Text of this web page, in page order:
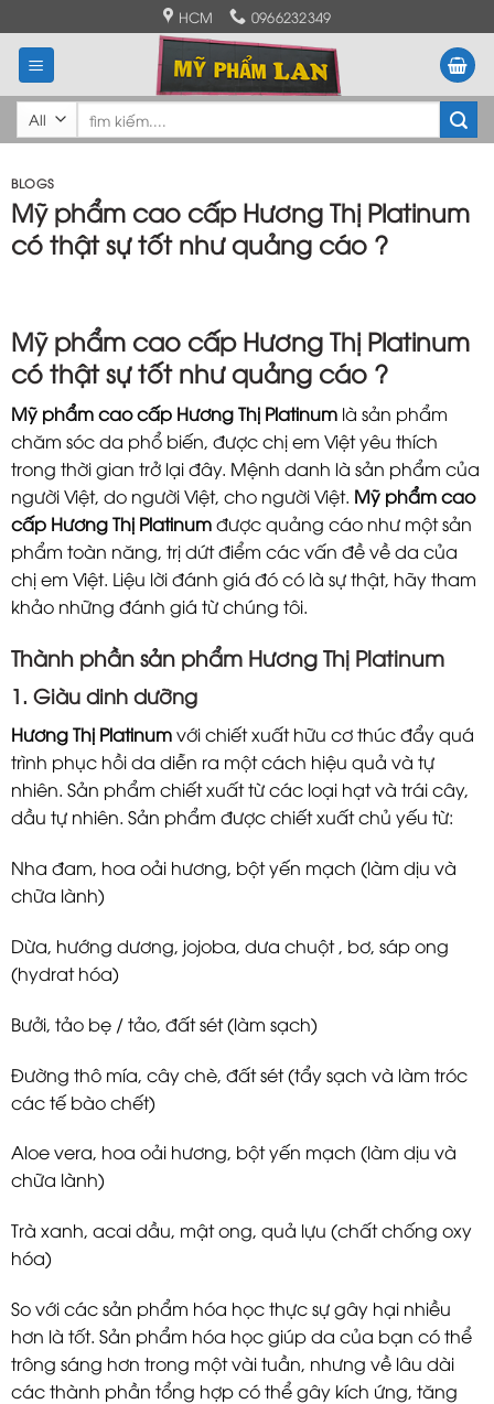
to
content
HCM 0966232349
kiếm:
BLOGS
Mỹ phẩm cao cấp Hương Thị Platinum
có thật sự tốt như quảng cáo ?
Mỹ phẩm cao cấp Hương Thị Platinum
có thật sự tốt như quảng cáo ?
Mỹ phẩm cao cấp Hương Thị Platinum là sản phẩm
chăm sóc da phổ biến, được chị em Việt yêu thích
trong thời gian trở lại đây. Mệnh danh là sản phẩm của
người Việt, do người Việt, cho người Việt. Mỹ phẩm cao
cấp Hương Thị Platinumđược quảng cáo như một sản
phẩm toàn năng, trị dứt điểm các vấn đề về da của
chị em Việt. Liệu lời đánh giá đó có là sự thật, hãy tham
khảo những đánh giá từ chúng tôi.
Thành phần sản phẩm Hương Thị Platinum
1. Giàu dinh dưỡng
Hương Thị Platinumvới chiết xuất hữu cơ thúc đẩy quá
trình phục hồi da diễn ra một cách hiệu quả và tự
nhiên. Sản phẩm chiết xuất từ các loại hạt và trái cây,
dầu tự nhiên. Sản phẩm được chiết xuất chủ yếu từ:
Nha đam, hoa oải hương, bột yến mạch (làm dịu và
chữa lành)
Dừa, hướng dương, jojoba, dưa chuột , bơ, sáp ong
(hydrat hóa)
Bưởi, tảo bẹ / tảo, đất sét (làm sạch)
Đường thô mía, cây chè, đất sét (tẩy sạch và làm tróc
các tế bào chết)
Aloe vera, hoa oải hương, bột yến mạch (làm dịu và
chữa lành)
Trà xanh, acai dầu, mật ong, quả lựu (chất chống oxy
hóa)
So với các sản phẩm hóa học thực sự gây hại nhiều
hơn là tốt. Sản phẩm hóa học giúp da của bạn có thể
trông sáng hơn trong một vài tuần, nhưng về lâu dài
các thành phần tổng hợp có thể gây kích ứng, tăng